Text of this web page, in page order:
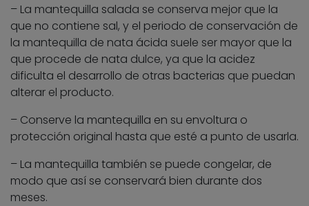
– La mantequilla salada se conserva mejor que la
que no contiene sal, y el periodo de conservación de
la mantequilla de nata ácida suele ser mayor que la
que procede de nata dulce, ya que la acidez
dificulta el desarrollo de otras bacterias que puedan
alterar el producto.
– Conserve la mantequilla en su envoltura o
protección original hasta que esté a punto de usarla.
– La mantequilla también se puede congelar, de
modo que así se conservará bien durante dos
meses.